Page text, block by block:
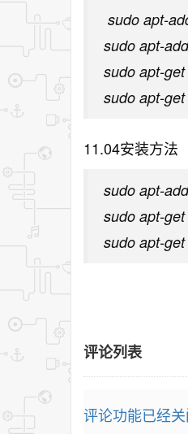
sudo apt-
sudo apt-
sudo apt-
sudo apt-
11.04安装方法
sudo apt-
sudo apt-
sudo apt-
评论列表
评论功能已经